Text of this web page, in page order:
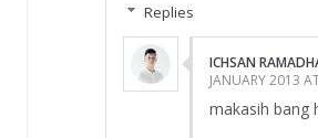
Replies
ICHSAN
JANUARY 2013
makasih bang